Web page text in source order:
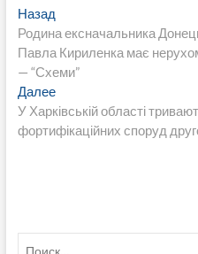
Навигация
по
записям
НазадПредыдущая
запись:
Родина ексначальника
Павла Кириленка має
— “Схеми”
ДалееСледующая
запись:
У Харківській області
фортифікаційних споруд